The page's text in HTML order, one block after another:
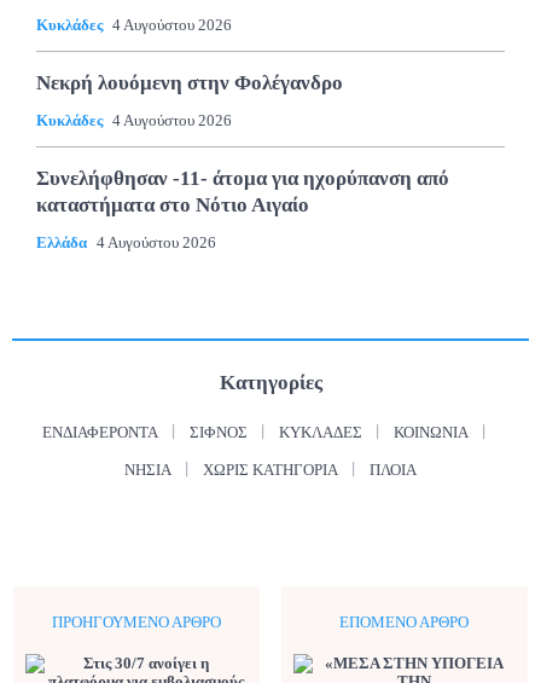
Κυκλάδες 4 Αυγούστου 2026
Νεκρή λουόμενη στην Φολέγανδρο
Κυκλάδες 4 Αυγούστου 2026
Συνελήφθησαν -11- άτομα για ηχορύπανση από
καταστήματα στο Νότιο Αιγαίο
Ελλάδα 4 Αυγούστου 2026
Κατηγορίες
ΕΝΔΙΑΦΈΡΟΝΤΑ ΣΊΦΝΟΣ ΚΥΚΛΆΔΕΣ ΚΟΙΝΩΝΊΑ
ΝΗΣΙΆ ΧΩΡΊΣ ΚΑΤΗΓΟΡΊΑ ΠΛΟΊΑ
ΠΡΟΗΓΟΎΜΕΝΟ ΆΡΘΡΟ ΕΠΌΜΕΝΟ ΆΡΘΡΟ